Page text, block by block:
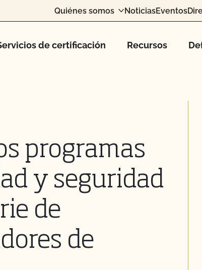
Quiénes somos NoticiasEventos
de certificación Recursos
programas
y seguridad
de
de